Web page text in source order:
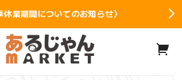
休業期間についてのお知らせ〉